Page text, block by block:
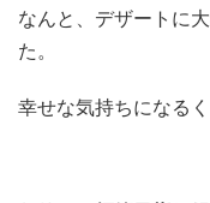
なんと、デザートに
た。
幸せな気持ちになる